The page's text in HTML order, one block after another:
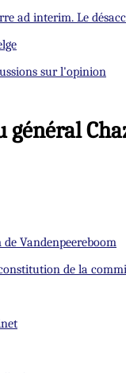
ad interim. Le
sur l'opinion
général
Vandenpeereboom
de la